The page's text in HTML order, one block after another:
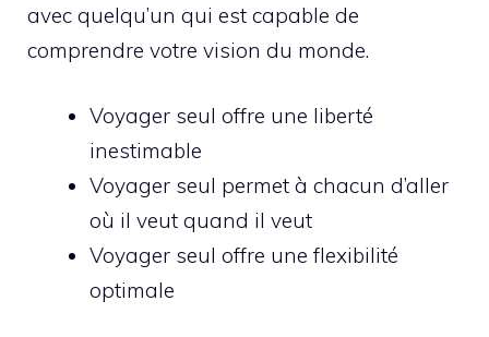
avec quelqu’un qui est capable de
comprendre votre vision du monde.
Voyager seul offre une liberté
inestimable
Voyager seul permet à chacun d’aller
où il veut quand il veut
Voyager seul offre une flexibilité
optimale